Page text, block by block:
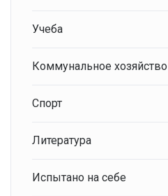
Учеба
Коммунальное хозяйство
Спорт
Литература
Испытано на себе